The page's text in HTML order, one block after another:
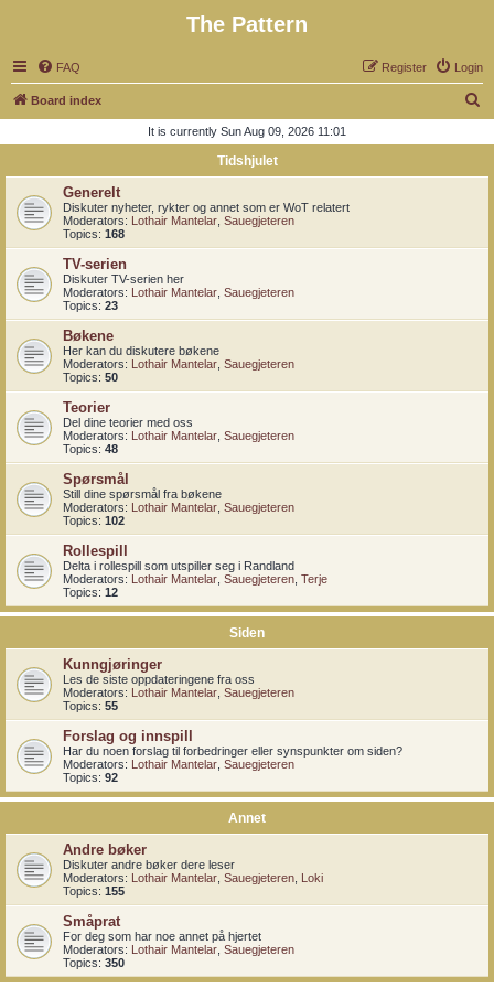
The Pattern
FAQ Login
Register
Board index
r
It is currently Sun Aug 09, 2026 11:01
Tidshjulet
Generelt
Diskuter nyheter, rykter og annet som er WoT relatert
Moderators: Lothair Mantelar Sauegjeteren
Topics: 168
TV-serien
Diskuter TV-serien her
Moderators: Lothair Mantelar Sauegjeteren
Topics: 23
Bøkene
Her kan du diskutere bøkene
Moderators: Lothair Mantelar Sauegjeteren
Topics: 50
Teorier
Del dine teorier med oss
Moderators: Lothair Mantelar Sauegjeteren
Topics: 48
Spørsmål
Still dine spørsmål fra bøkene
Moderators: Lothair Mantelar Sauegjeteren
Topics: 102
Rollespill
Delta i rollespill som utspiller seg i Randland
Moderators: Lothair Mantelar Sauegjeteren Terje
Topics: 12
Siden
Kunngjøringer
Les de siste oppdateringene fra oss
Moderators: Lothair Mantelar Sauegjeteren
Topics: 55
Forslag og innspill
Har du noen forslag til forbedringer eller synspunkter om siden?
Moderators: Lothair Mantelar Sauegjeteren
Topics: 92
Annet
Andre bøker
Diskuter andre bøker dere leser
Moderators: Lothair Mantelar Sauegjeteren Loki
Topics: 155
Småprat
For deg som har noe annet på hjertet
Moderators: Lothair Mantelar Sauegjeteren
Topics: 350